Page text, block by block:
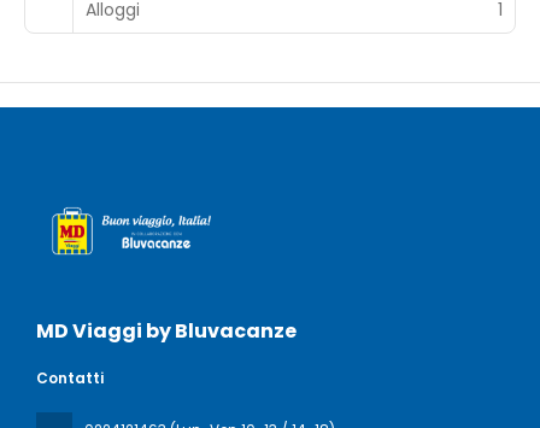
Alloggi 1
MD Viaggi by Bluvacanze
Contatti